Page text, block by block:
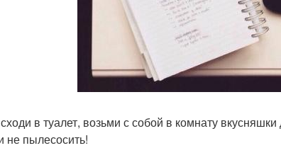
в туалет, возьми с собой в комнату
не пылесосить!